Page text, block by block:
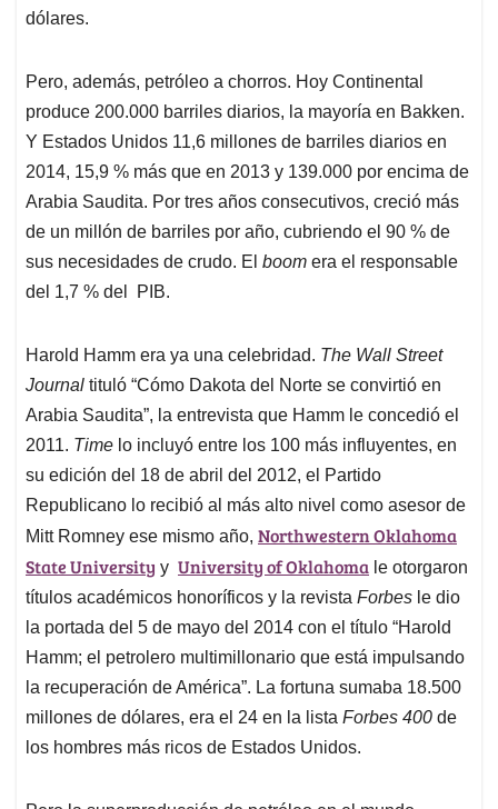
dólares.
Pero, además, petróleo a chorros. Hoy Continental
produce 200.000 barriles diarios, la mayoría en Bakken.
Y Estados Unidos 11,6 millones de barriles diarios en
2014, 15,9 % más que en 2013 y 139.000 por encima de
Arabia Saudita. Por tres años consecutivos, creció más
de un millón de barriles por año, cubriendo el 90 % de
sus necesidades de crudo. El boom era el responsable
del 1,7 % del PIB.
Harold Hamm era ya una celebridad. The Wall Street
Journal tituló “Cómo Dakota del Norte se convirtió en
Arabia Saudita”, la entrevista que Hamm le concedió el
2011. Time lo incluyó entre los 100 más influyentes, en
su edición del 18 de abril del 2012, el Partido
Republicano lo recibió al más alto nivel como asesor de
Mitt Romney ese mismo año, Northwestern Oklahoma
State University y University of Oklahoma le otorgaron
títulos académicos honoríficos y la revista Forbes le dio
la portada del 5 de mayo del 2014 con el título “Harold
Hamm; el petrolero multimillonario que está impulsando
la recuperación de América”. La fortuna sumaba 18.500
millones de dólares, era el 24 en la lista Forbes 400 de
los hombres más ricos de Estados Unidos.